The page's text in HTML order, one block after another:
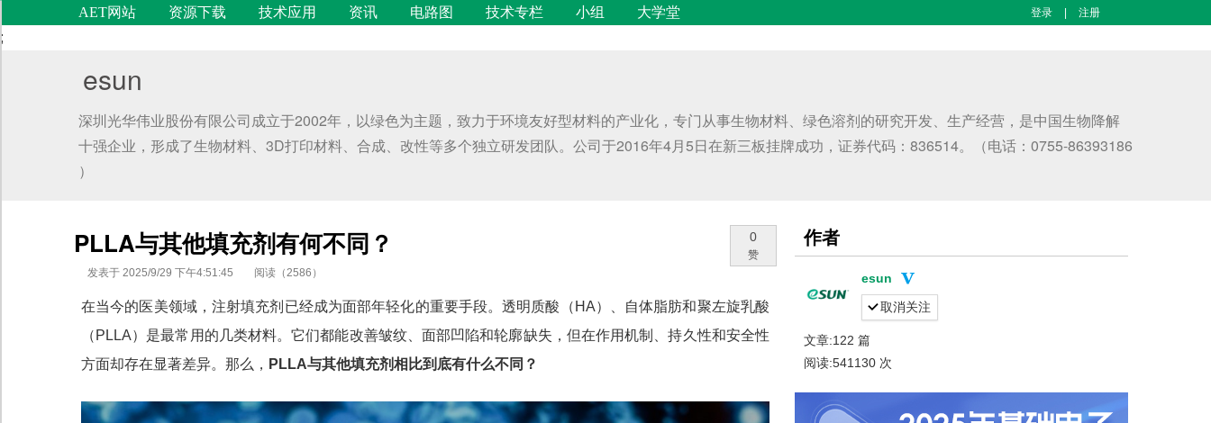
AET网站 资源下载 技术应用 资讯 电路图 技术专栏 小组 大学堂 登录 注册
;
esun
深圳光华伟业股份有限公司成立于2002年，以绿色为主题，致力于环境友好型材料的产业化，专门从事生物材料、绿色溶剂的研究开发、生产经营，是中国生物降解
十强企业，形成了生物材料、3D打印材料、合成、改性等多个独立研发团队。公司于2016年4月5日在新三板挂牌成功，证券代码：836514。（电话：0755-86393186
）
PLLA与其他填充剂有何不同？ 0
赞
发表于 2025/9/29 下午4:51:45
阅读（2586）
在当今的医美领域，注射填充剂已经成为面部年轻化的重要手段。透明质酸（HA）、自体脂肪和聚左旋乳酸
（PLLA）是最常用的几类材料。它们都能改善皱纹、面部凹陷和轮廓缺失，但在作用机制、持久性和安全性
方面却存在显著差异。那么， PLLA与其他填充剂相比到底有什么不同？
作者
esun
取消关注
文章:122 篇
阅读:541130 次